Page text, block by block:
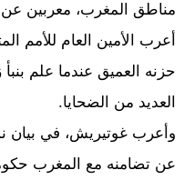
مناطق المغرب، معربين
أعرب الأمين العام للأمم
حزنه العميق عندما علم
العديد من الضحايا.
وأعرب غوتيريش، في بيان
عن تضامنه مع المغرب